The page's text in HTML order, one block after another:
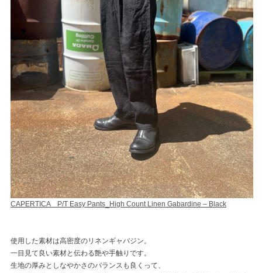
CAPERTICA P/T Easy Pants_High Count Linen Gabardine – Black
使用した素材は高密度のリネンギャバジン。
一目見て良い素材と伝わる艶や手触りです。
生地の厚みとしなやかさのバランスも良くって、